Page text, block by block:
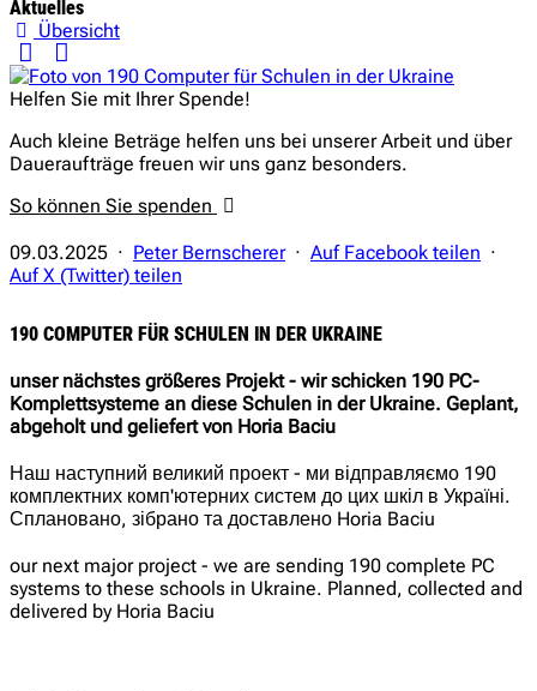
Aktuelles
Übersicht
Helfen Sie mit Ihrer Spende!
Auch kleine Beträge helfen uns bei unserer Arbeit und über
Daueraufträge freuen wir uns ganz besonders.
So können Sie spenden
09.03.2025 · Peter Bernscherer· Auf Facebook teilen ·
Auf X (Twitter) teilen
190 COMPUTER FÜR SCHULEN IN DER UKRAINE
unser nächstes größeres Projekt - wir schicken 190 PC-
Komplettsysteme an diese Schulen in der Ukraine. Geplant,
abgeholt und geliefert von Horia Baciu
Наш наступний великий проект - ми відправляємо 190
комплектних комп'ютерних систем до цих шкіл в Україні.
Сплановано, зібрано та доставлено Horia Baciu
our next major project - we are sending 190 complete PC
systems to these schools in Ukraine. Planned, collected and
delivered by Horia Baciu